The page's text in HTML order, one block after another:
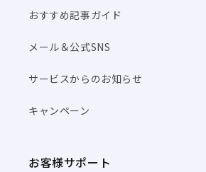
おすすめ記事ガイド
メール＆公式SNS
サービスからのお知らせ
キャンペーン
お客様サポート